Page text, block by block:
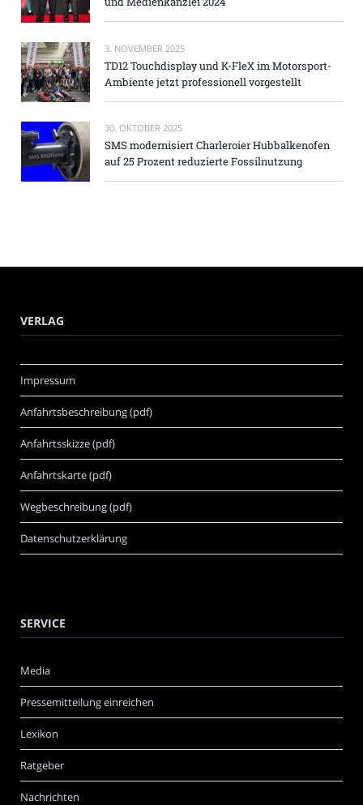
3. NOVEMBER 2025
TD12 Touchdisplay und K-FleX im Motorsport-
Ambiente jetzt professionell vorgestellt
30. OKTOBER 2025
SMS modernisiert Charleroier Hubbalkenofen
auf 25 Prozent reduzierte Fossilnutzung
VERLAG
Impressum
Anfahrtsbeschreibung (pdf)
Anfahrtsskizze (pdf)
Anfahrtskarte (pdf)
Wegbeschreibung (pdf)
Datenschutzerklärung
SERVICE
Media
Pressemitteilung einreichen
Lexikon
Ratgeber
Nachrichten